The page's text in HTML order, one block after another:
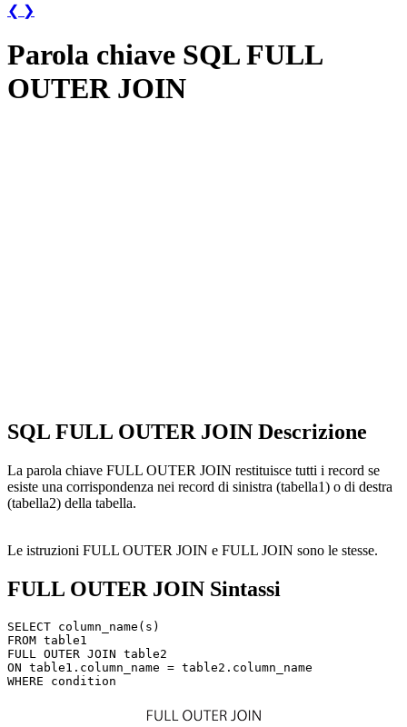
❮ ❯
Parola chiave SQL FULL
OUTER JOIN
SQL FULL OUTER JOIN Descrizione
La parola chiave FULL OUTER JOIN restituisce tutti i record se
esiste una corrispondenza nei record di sinistra (tabella1) o di destra
(tabella2) della tabella.
Le istruzioni FULL OUTER JOIN e FULL JOIN sono le stesse.
FULL OUTER JOIN Sintassi
SELECT column_name(s)
FROM table1
FULL OUTER JOIN table2
ON table1.column_name = table2.column_name